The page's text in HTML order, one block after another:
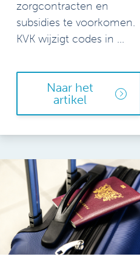
zorgcontracten en
subsidies te voorkomen.
KVK wijzigt codes in ...
Naar het
artikel